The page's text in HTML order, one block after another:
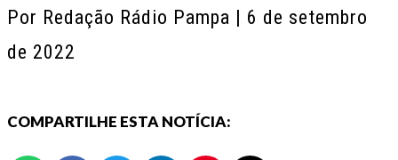
Por Redação Rádio Pampa | 6 de setembro
de 2022
COMPARTILHE ESTA NOTÍCIA: